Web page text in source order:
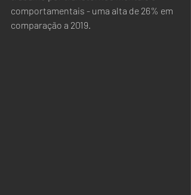
comportamentais - uma alta de 26% em
comparação a 2019.